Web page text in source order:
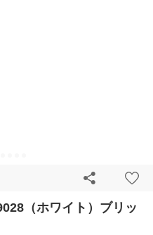
（ホワイト）ブリッ